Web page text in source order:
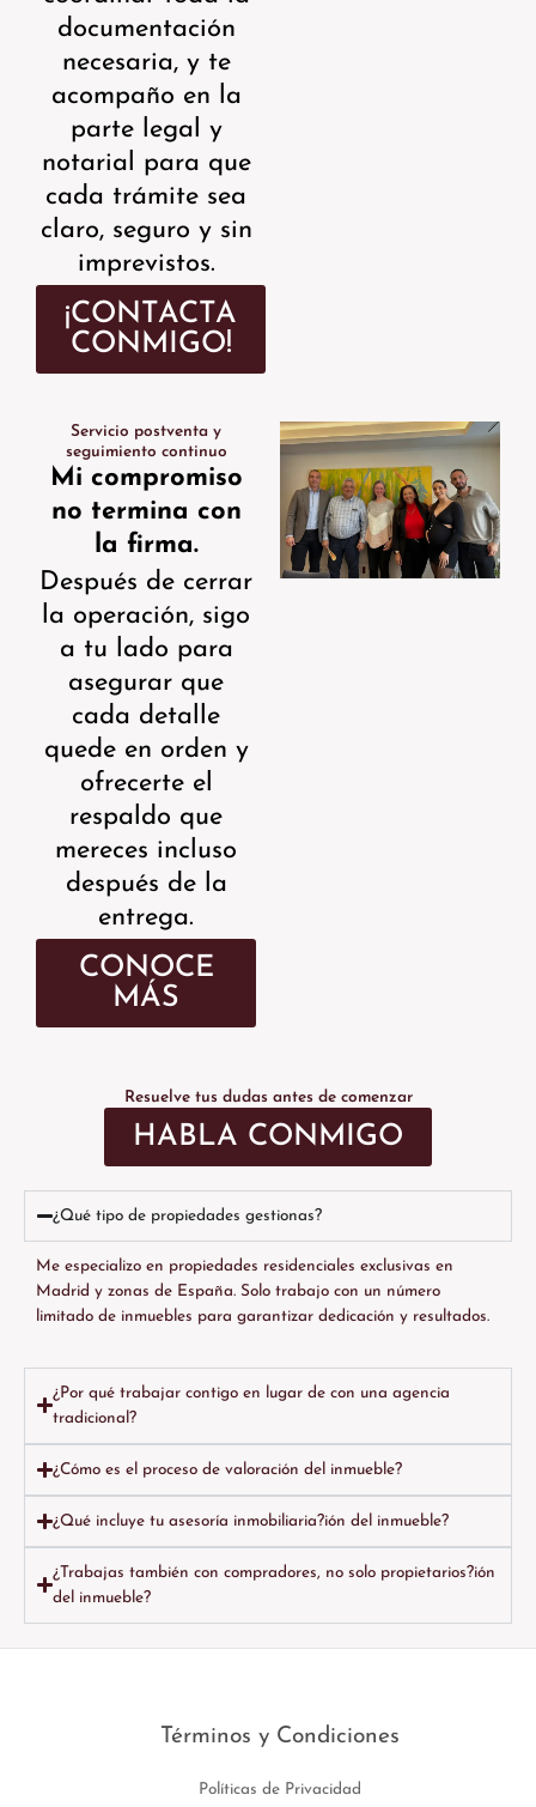
documentación
necesaria, y te
acompaño en la
parte legal y
notarial para que
cada trámite sea
claro, seguro y sin
imprevistos.
¡CONTACTA
CONMIGO!
Servicio postventa y
seguimiento continuo
Mi compromiso
no termina con
la firma.
Después de cerrar
la operación, sigo
a tu lado para
asegurar que
cada detalle
quede en orden y
ofrecerte el
respaldo que
mereces incluso
después de la
entrega.
CONOCE
MÁS
Resuelve tus dudas antes de comenzar
HABLA CONMIGO
¿Qué tipo de propiedades gestionas?
Me especializo en propiedades residenciales exclusivas en
Madrid y zonas de España. Solo trabajo con un número
limitado de inmuebles para garantizar dedicación y resultados.
¿Por qué trabajar contigo en lugar de con una agencia
tradicional?
¿Cómo es el proceso de valoración del inmueble?
¿Qué incluye tu asesoría inmobiliaria?ión del inmueble?
¿Trabajas también con compradores, no solo propietarios?ión
del inmueble?
Términos y Condiciones
Políticas de Privacidad